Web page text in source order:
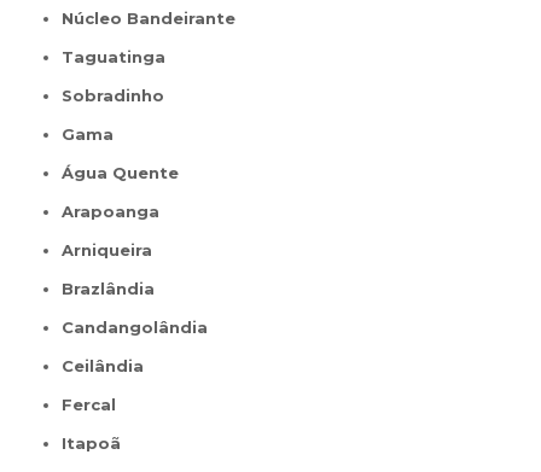
Núcleo Bandeirante
Taguatinga
Sobradinho
Gama
Água Quente
Arapoanga
Arniqueira
Brazlândia
Candangolândia
Ceilândia
Fercal
Itapoã